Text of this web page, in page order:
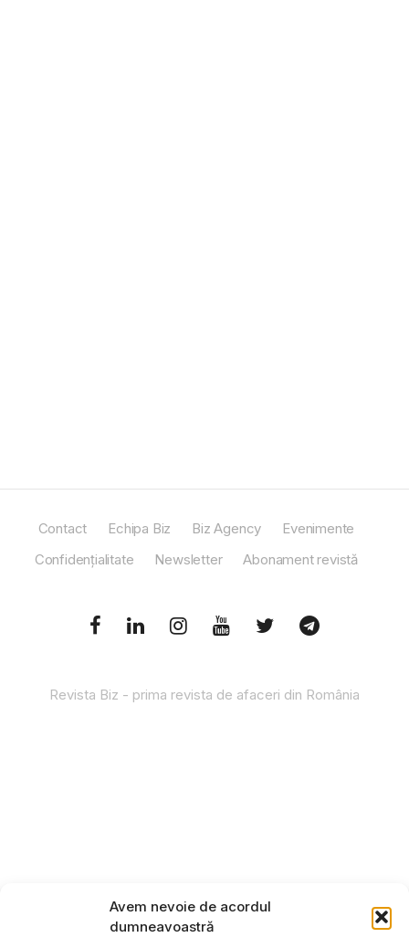
Avem nevoie de acordul
dumneavoastră
Contact Echipa Biz Biz Agency
Evenimente
Confidențialitate
Newsletter Abonament revistă
Revista Biz - prima revista de afaceri din România